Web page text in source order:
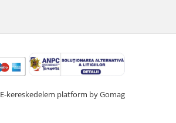
E-kereskedelem platform by Gomag